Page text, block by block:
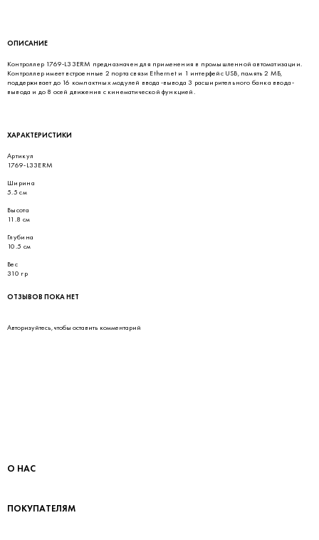
ОПИСАНИЕ
Контроллер 1769-L33ERM предназначен для применения в промышленной автоматизации.
Контроллер имеет встроенные 2 порта связи Ethernet и 1 интерфейс USB, память 2 МБ,
поддерживает до 16 компактных модулей ввода-вывода 3 расширительного банка ввода-
вывода и до 8 осей движения с кинематической функцией.
ХАРАКТЕРИСТИКИ
Артикул
1769-L33ERM
Ширина
5.5 см
Высота
11.8 см
Глубина
10.5 см
Вес
310 гр
ОТЗЫВОВ ПОКА НЕТ
Авторизуйтесь, чтобы оставить комментарий
О НАС
ПОКУПАТЕЛЯМ